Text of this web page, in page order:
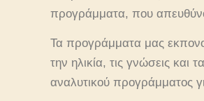
προγράμματα, που
Τα προγράμματα μας
την ηλικία, τις γνώσεις και
αναλυτικού προγράμματος